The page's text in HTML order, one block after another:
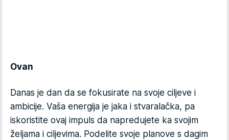
Ovan
Danas je dan da se fokusirate na svoje ciljeve i
ambicije. Vaša energija je jaka i stvaralačka, pa
iskoristite ovaj impuls da napredujete ka svojim
željama i ciljevima. Podelite svoje planove s dagim